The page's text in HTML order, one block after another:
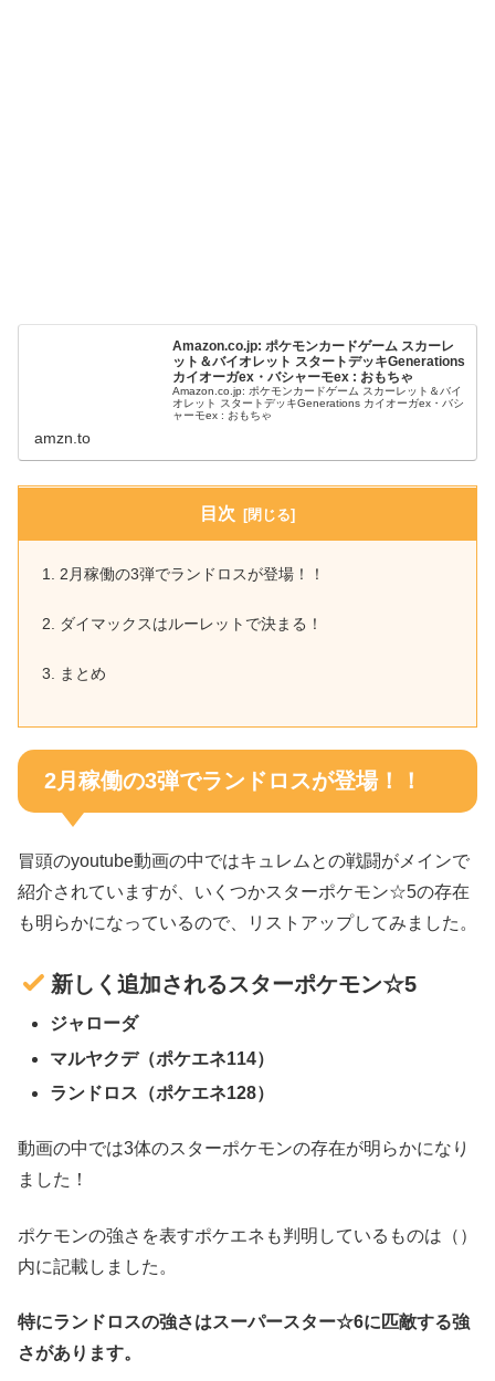
Amazon.co.jp: ポケモンカードゲーム スカーレ
ット＆バイオレット スタートデッキGenerations
カイオーガex・バシャーモex : おもちゃ
Amazon.co.jp: ポケモンカードゲーム スカーレット＆バイ
オレット スタートデッキGenerations カイオーガex・バシ
ャーモex : おもちゃ
amzn.to
目次
2月稼働の3弾でランドロスが登場！！
ダイマックスはルーレットで決まる！
まとめ
2月稼働の3弾でランドロスが登場！！
冒頭のyoutube動画の中ではキュレムとの戦闘がメインで
紹介されていますが、いくつかスターポケモン☆5の存在
も明らかになっているので、リストアップしてみました。
新しく追加されるスターポケモン☆5
ジャローダ
マルヤクデ（ポケエネ114）
ランドロス（ポケエネ128）
動画の中では3体のスターポケモンの存在が明らかになり
ました！
ポケモンの強さを表すポケエネも判明しているものは（）
内に記載しました。
特にランドロスの強さはスーパースター☆6に匹敵する強
さがあります。